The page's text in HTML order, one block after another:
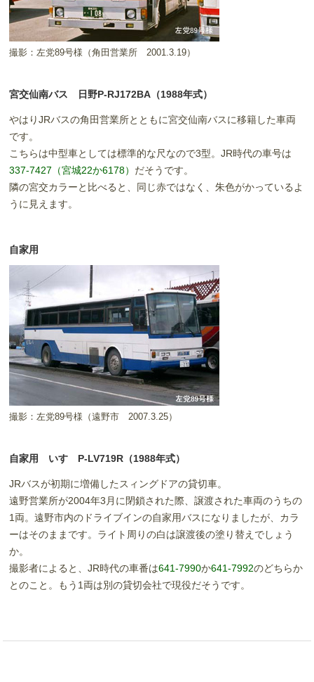
撮影：左党89号様（角田営業所 2001.3.19）
宮交仙南バス 日野P-RJ172BA（1988年式）
やはりJRバスの角田営業所とともに宮交仙南バスに移籍した車両
です。
こちらは中型車としては標準的な尺なので3型。JR時代の車号は
337-7427（宮城22か6178） だそうです。
隣の宮交カラーと比べると、同じ赤ではなく、朱色がかっているよ
うに見えます。
自家用
撮影：左党89号様（遠野市 2007.3.25）
自家用 いすゞP-LV719R（1988年式）
JRバスが初期に増備したスィングドアの貸切車。
遠野営業所が2004年3月に閉鎖された際、譲渡された車両のうちの
1両。遠野市内のドライブインの自家用バスになりましたが、カラ
ーはそのままです。ライト周りの白は譲渡後の塗り替えでしょう
か。
撮影者によると、JR時代の車番は641-7990か641-7992のどちらか
とのこと。もう1両は別の貸切会社で現役だそうです。